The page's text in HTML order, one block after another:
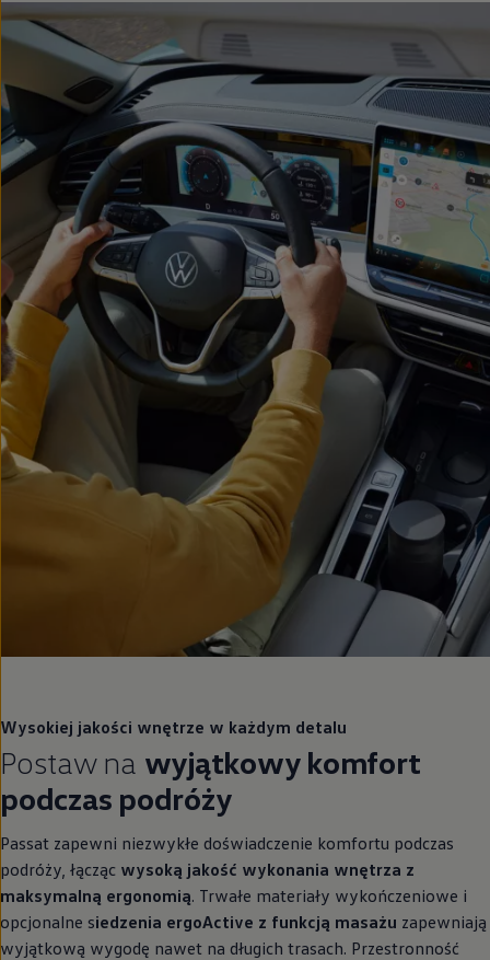
Wysokiej jakości wnętrze w każdym detalu
Postaw na wyjątkowy komfort
podczas podróży
Passat zapewni niezwykłe doświadczenie komfortu podczas
podróży, łącząc wysoką jakość wykonania wnętrza z
maksymalną ergonomią. Trwałe materiały wykończeniowe i
opcjonalne siedzenia ergoActive z funkcją masażu zapewniają
wyjątkową wygodę nawet na długich trasach. Przestronność